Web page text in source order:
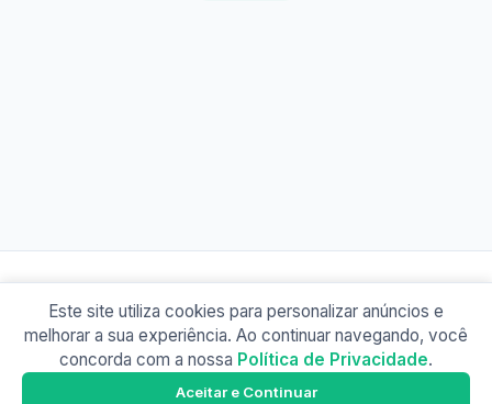
© 2026 Busão BR
Sobre Contato Política de Privacidade
Este site utiliza cookies para personalizar anúncios e
melhorar a sua experiência. Ao continuar navegando, você
concorda com a nossa Política de Privacidade.
Aceitar e Continuar